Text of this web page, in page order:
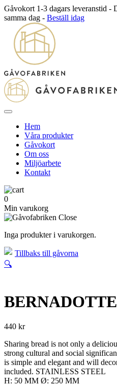
Gåvokort 1-3 dagars leveranstid -
samma dag - Beställ idag
Hem
Våra produkter
Gåvokort
Om oss
Miljöarbete
Kontakt
0
Min varukorg
Inga produkter i varukorgen.
Tillbaks till gåvorna
🔍
440 kr
Sharing bread is not only a
strong cultural and social
is simple and elegant and will
included. STAINLESS STEEL
H: 50 MM Ø: 250 MM